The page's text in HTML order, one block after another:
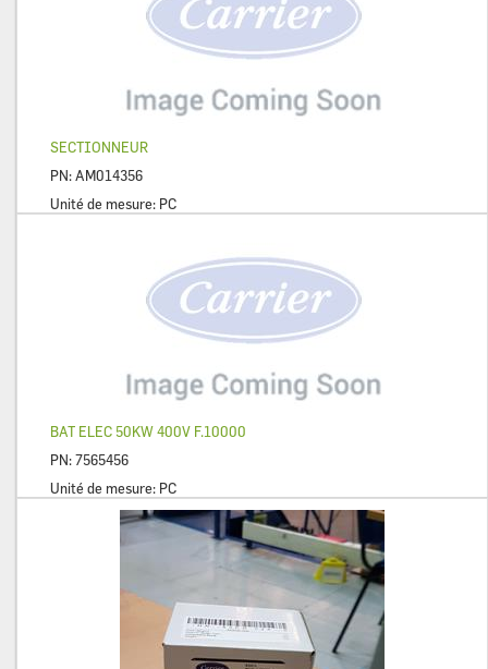
SECTIONNEUR
PN:AM014356
Unité de mesure: PC
BAT ELEC 50KW 400V F.10000
PN:7565456
Unité de mesure: PC